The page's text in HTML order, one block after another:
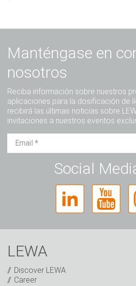
Manténgase en
nosotros
Reciba información sobre nuestros
aplicaciones para la dosificación de
recibirá las últimas noticias sobre
invitaciones a nuestros eventos
Sra. Diverso
Social
LEWA
Discover LEWA
Career